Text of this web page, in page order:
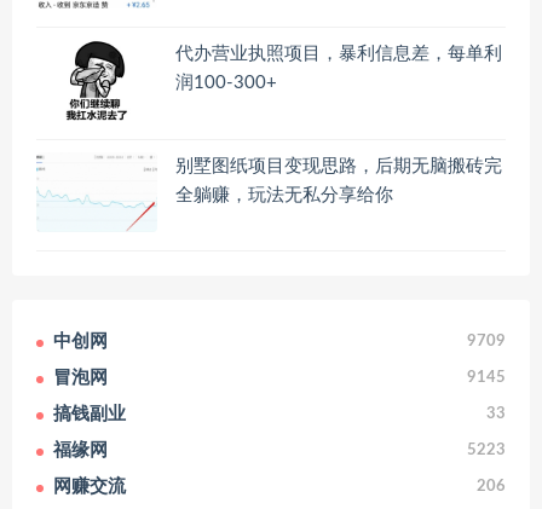
代办营业执照项目，暴利信息差，每单利
润100-300+
别墅图纸项目变现思路，后期无脑搬砖完
全躺赚，玩法无私分享给你
中创网 9709
冒泡网 9145
搞钱副业 33
福缘网 5223
网赚交流 206